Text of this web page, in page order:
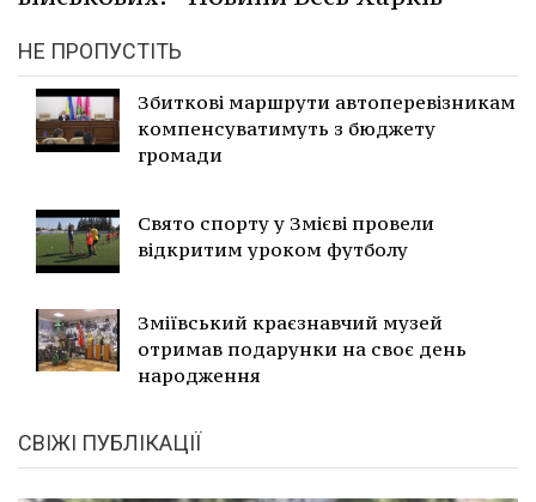
НЕ ПРОПУСТІТЬ
Збиткові маршрути автоперевізникам
компенсуватимуть з бюджету
громади
Свято спорту у Змієві провели
відкритим уроком футболу
Зміївський краєзнавчий музей
отримав подарунки на своє день
народження
СВІЖІ ПУБЛІКАЦІЇ